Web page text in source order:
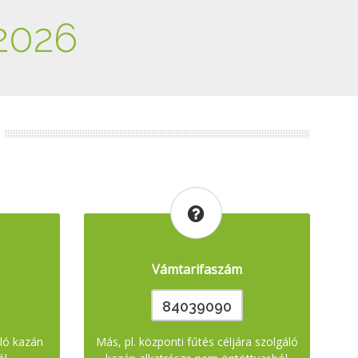
kazán
Vámtarifaszám
84039090
Más, pl. központi fűtés céljára szolgáló